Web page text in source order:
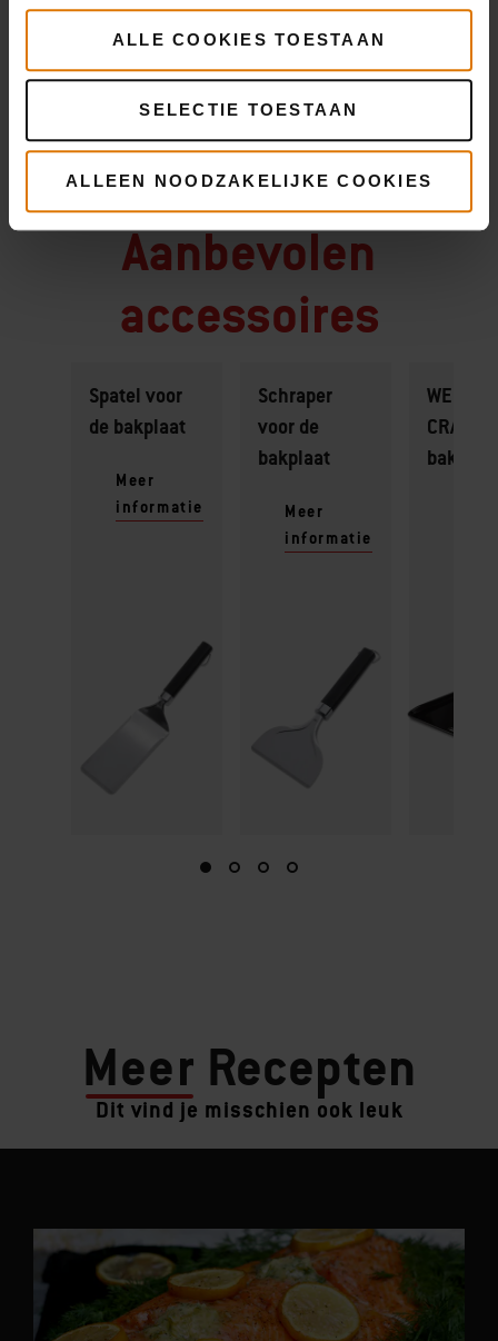
ALLE COOKIES TOESTAAN
SELECTIE TOESTAAN
ALLEEN NOODZAKELIJKE COOKIES
PRINT THIS LIST
Wat heb je nodig?
Aanbevolen
accessoires
Spatel voor
de bakplaat
Meer
informatie
Schraper
voor de
bakplaat
Meer
informatie
WEBER
bakplaat​
Meer Recepten
Dit vind je misschien ook leuk